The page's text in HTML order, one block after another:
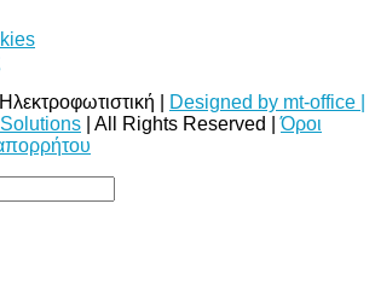
|
Designed by mt-office |
| All Rights Reserved |Όροι